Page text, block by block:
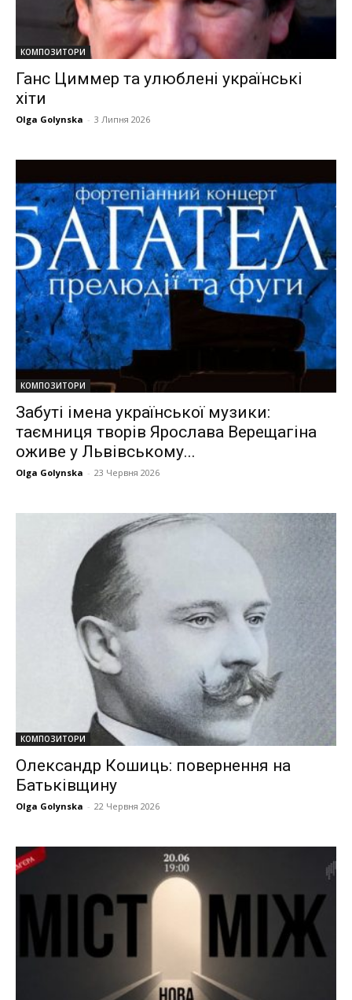
КОМПОЗИТОРИ
Ганс Циммер та улюблені українські
хіти
Olga Golynska - 3 Липня 2026
КОМПОЗИТОРИ
Забуті імена української музики:
таємниця творів Ярослава Верещагіна
оживе у Львівському...
Olga Golynska - 23 Червня 2026
КОМПОЗИТОРИ
Олександр Кошиць: повернення на
Батьківщину
Olga Golynska - 22 Червня 2026